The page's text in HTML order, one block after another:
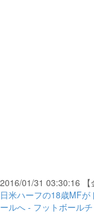
2016/01/31 03:30:16 【
日米ハーフの18歳MF
ールへ - フットボール